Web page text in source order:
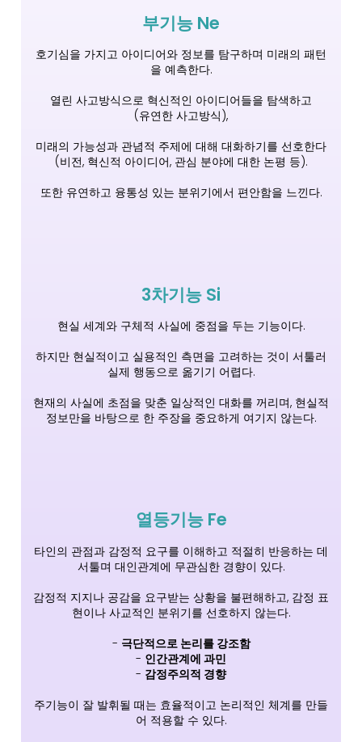
부기능 Ne
호기심을 가지고 아이디어와 정보를 탐구하며 미래의 패턴
을 예측한다.
열린 사고방식으로 혁신적인 아이디어들을 탐색하고
(유연한 사고방식),
미래의 가능성과 관념적 주제에 대해 대화하기를 선호한다
(비전, 혁신적 아이디어, 관심 분야에 대한 논평 등).
또한 유연하고 융통성 있는 분위기에서 편안함을 느낀다.
3차기능 Si
현실 세계와 구체적 사실에 중점을 두는 기능이다.
하지만 현실적이고 실용적인 측면을 고려하는 것이 서툴러
실제 행동으로 옮기기 어렵다.
현재의 사실에 초점을 맞춘 일상적인 대화를 꺼리며, 현실적
정보만을 바탕으로 한 주장을 중요하게 여기지 않는다.
열등기능 Fe
타인의 관점과 감정적 요구를 이해하고 적절히 반응하는 데
서툴며 대인관계에 무관심한 경향이 있다.
감정적 지지나 공감을 요구받는 상황을 불편해하고, 감정 표
현이나 사교적인 분위기를 선호하지 않는다.
- 극단적으로 논리를 강조함
- 인간관계에 과민
- 감정주의적 경향
주기능이 잘 발휘될 때는 효율적이고 논리적인 체계를 만들
어 적용할 수 있다.